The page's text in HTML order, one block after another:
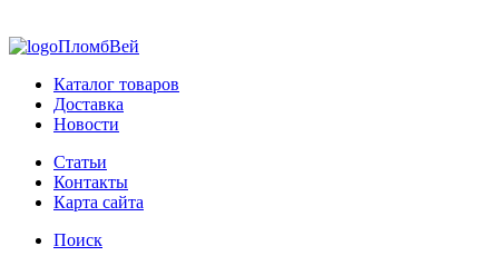
ПломбВей
Каталог товаров
Доставка
Новости
Статьи
Контакты
Карта сайта
Поиск